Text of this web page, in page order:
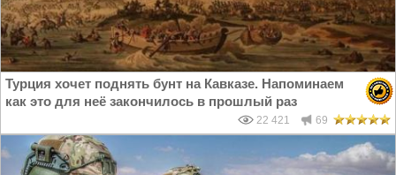
Турция хочет поднять бунт на Кавказе. Напоминаем
как это для неё закончилось в прошлый раз
22 421 69